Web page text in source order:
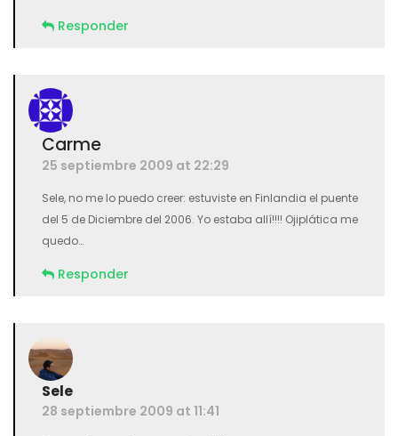
Responder
Carme
25 septiembre 2009 at 22:29
Sele, no me lo puedo creer: estuviste en Finlandia el puente
del 5 de Diciembre del 2006. Yo estaba allí!!!! Ojiplática me
quedo…
Responder
Sele
28 septiembre 2009 at 11:41